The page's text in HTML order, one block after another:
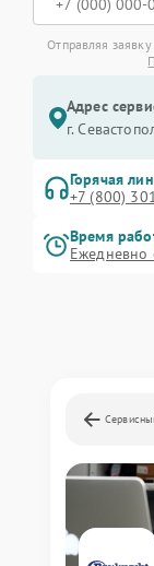
Отправляя
Адрес
г.
Горячая
+7 (800)
Время
Ежедневно